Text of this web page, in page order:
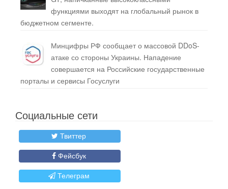
функциями выходят на глобальный рынок в
бюджетном сегменте.
Минцифры РФ сообщает о массовой DDoS-
атаке со стороны Украины. Нападение
совершается на Российские государственные
порталы и сервисы Госуслуги
Социальные сети
Твиттер
Фейсбук
Телеграм